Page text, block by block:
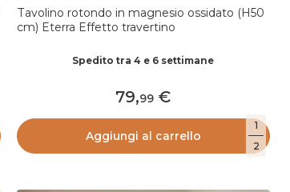
1
2
Tavolino rotondo in magnesio ossidato (H50
cm) Eterra Effetto travertino
Spedito tra 4 e 6 settimane
79,99
Aggiungi al carrello